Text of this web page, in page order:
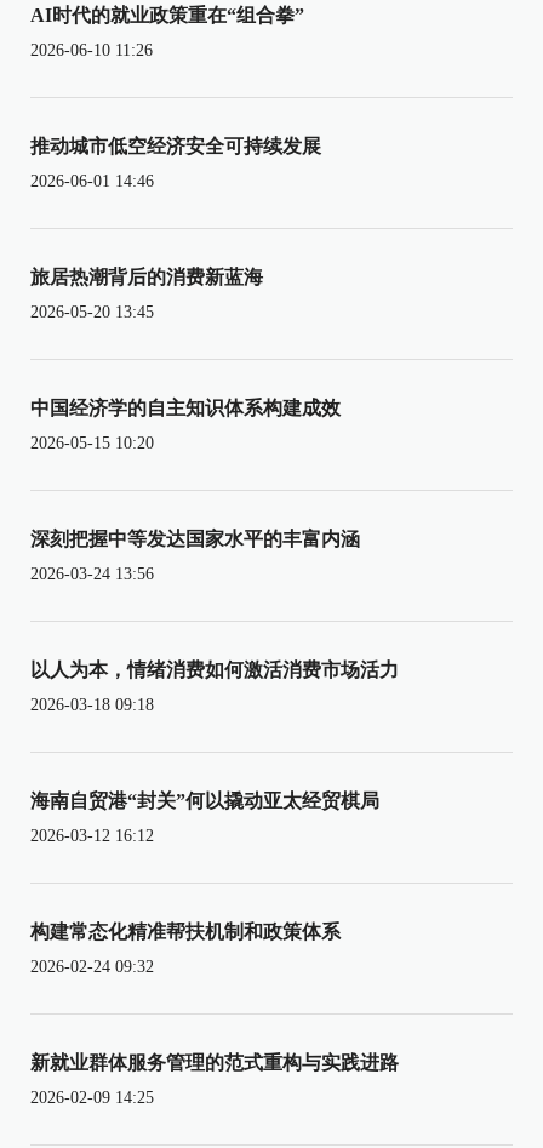
AI时代的就业政策重在“组合拳”
2026-06-10 11:26
推动城市低空经济安全可持续发展
2026-06-01 14:46
旅居热潮背后的消费新蓝海
2026-05-20 13:45
中国经济学的自主知识体系构建成效
2026-05-15 10:20
深刻把握中等发达国家水平的丰富内涵
2026-03-24 13:56
以人为本，情绪消费如何激活消费市场活力
2026-03-18 09:18
海南自贸港“封关”何以撬动亚太经贸棋局
2026-03-12 16:12
构建常态化精准帮扶机制和政策体系
2026-02-24 09:32
新就业群体服务管理的范式重构与实践进路
2026-02-09 14:25